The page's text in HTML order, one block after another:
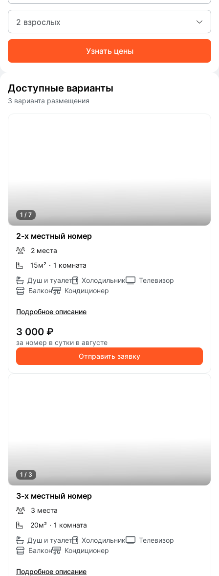
2 взрослых
Узнать цены
Доступные варианты
3 варианта размещения
1 / 7
2-х местный номер
2 места
15м² · 1 комната
Душ и туалет
Холодильник
Телевизор
Балкон
Кондиционер
Подробное описание
3 000 ₽
за номер в сутки в августе
Отправить заявку
1 / 3
3-х местный номер
3 места
20м² · 1 комната
Душ и туалет
Холодильник
Телевизор
Балкон
Кондиционер
Подробное описание